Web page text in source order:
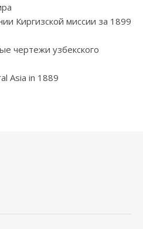
Киргизской миссии за 1899
чертежи узбекского
Asia in 1889